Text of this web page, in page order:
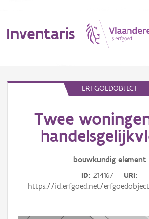
Inventaris
Erfgoedobject
Aanduidingsobject
ERFGOEDOBJECT
Twee
bouwkundig element
ID 214167
URI
https://id.erfgoed.net/